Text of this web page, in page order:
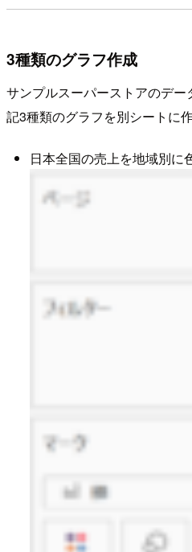
3種類のグラフ作成
サンプルスーパーストアのデ
記3種類のグラフを別シートに作
日本全国の売上を地域別に